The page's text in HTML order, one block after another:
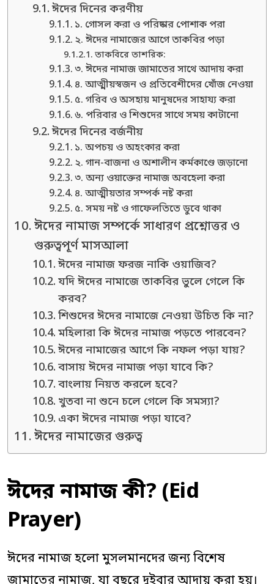
ঈদের দিনের করণীয়
১. গোসল করা ও পরিষ্কার পোশাক পরা
২. ঈদের নামাজের আগে তাকবির পড়া
তাকবিরে তাশরিক:
৩. ঈদের নামাজ জামাতের সাথে আদায় করা
৪. আত্মীয়স্বজন ও প্রতিবেশীদের খোঁজ নেওয়া
৫. গরিব ও অসহায় মানুষদের সাহায্য করা
৬. পরিবার ও শিশুদের সাথে সময় কাটানো
ঈদের দিনের বর্জনীয়
১. অপচয় ও অহংকার করা
২. গান-বাজনা ও অশালীন কর্মকাণ্ডে জড়ানো
৩. অন্য ওয়াক্তের নামাজ অবহেলা করা
৪. আত্মীয়তার সম্পর্ক নষ্ট করা
৫. সময় নষ্ট ও গাফেলতিতে ডুবে থাকা
ঈদের নামাজ সম্পর্কে সাধারণ প্রশ্নোত্তর ও
গুরুত্বপূর্ণ মাসআলা
ঈদের নামাজ ফরজ নাকি ওয়াজিব?
যদি ঈদের নামাজে তাকবির ভুলে গেলে কি
করব?
শিশুদের ঈদের নামাজে নেওয়া উচিত কি না?
মহিলারা কি ঈদের নামাজ পড়তে পারবেন?
ঈদের নামাজের আগে কি নফল পড়া যায়?
বাসায় ঈদের নামাজ পড়া যাবে কি?
বাংলায় নিয়ত করলে হবে?
খুতবা না শুনে চলে গেলে কি সমস্যা?
একা ঈদের নামাজ পড়া যাবে?
ঈদের নামাজের গুরুত্ব
ঈদের নামাজ কী? (Eid
Prayer)
ঈদের নামাজ হলো মুসলমানদের জন্য বিশেষ